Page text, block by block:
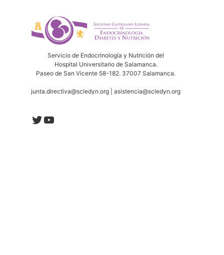
Servicio de Endocrinología y Nutrición del
Hospital Universitario de Salamanca.
Paseo de San Vicente 58-182. 37007 Salamanca.
junta.directiva@scledyn.org | asistencia@scledyn.org
Twitter
YouTube